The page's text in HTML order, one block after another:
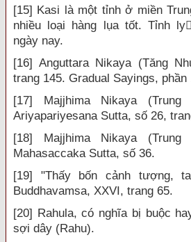
[15] Kasi là một tỉnh ở miền
nhiều loại hàng lụa tốt. Tỉnh
ngày nay.
[16] Anguttara Nikaya (Tăng
trang 145. Gradual Sayings, phần
[17] Majjhima Nikaya
Ariyapariyesana Sutta, số 26,
[18] Majjhima Nikaya
Mahasaccaka Sutta, số 36.
[19] "Thấy bốn cảnh tượng,
Buddhavamsa, XXVI, trang 65.
[20] Rahula, có nghĩa bị buộc
sợi dây (Rahu).